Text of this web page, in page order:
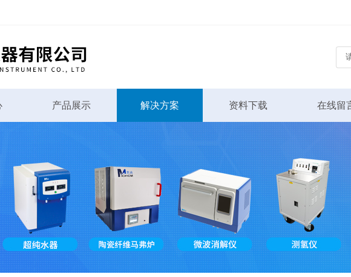
产品展示 解决方案 资料下载 在线留